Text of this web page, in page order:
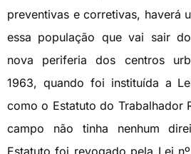
preventivas e corretivas, haverá
essa população que vai sair
nova periferia dos centros
1963, quando foi instituída a
como o Estatuto do Trabalhador
campo não tinha nenhum